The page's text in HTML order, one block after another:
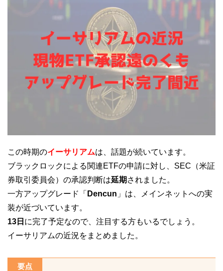
この時期のイーサリアムは、話題が続いています。
ブラックロックによる関連ETFの申請に対し、SEC（米証
券取引委員会）の承認判断は延期 されました。
一方アップグレード「 Dencun 」は、メインネットへの実
装が近づいています。
13日 に完了予定なので、注目する方もいるでしょう。
イーサリアムの近況をまとめました。
要点